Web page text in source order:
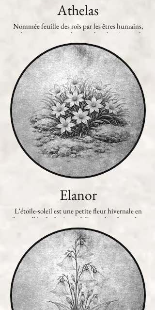
Athelas
Nommée feuille des rois par les êtres humains,
on la trouve principalement dans les régions de
résidence des elfes, passées ou présentes. Une
fois écrasées, les longues feuilles de cette plante
émettent une odeur douce et forte, plutôt
piquante si elles sont séchées. Elles peuvent être
trempées dans de l’eau bouillante puis
appliquées afin de nettoyer une plaie et
d’accélérer sa cicatrisation, et peuvent également
être consommées par infusion afin de se calmer
l’esprit et de réduire les maux de tête.
Elanor
L'étoile-soleil est une petite fleur hivernale en
forme d'étoile dorée, proliférant dans les jardins
des Elfes Gris.